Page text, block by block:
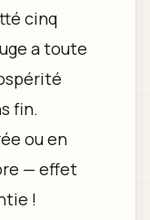
cinq
a toute
fin.
ou en
— effet
!